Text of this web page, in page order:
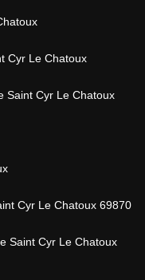
Cyr Le Chatoux
Saint Cyr Le Chatoux
Cyr Le Chatoux 69870
Saint Cyr Le Chatoux